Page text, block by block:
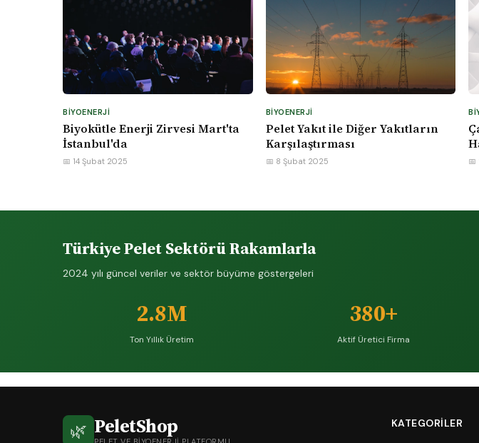
BIYOENERJI
Biyokütle Enerji Zirvesi Mart'ta
İstanbul'da
📅 14 Şubat 2025
BIYOENERJI
Pelet Yakıt ile Diğer Yakıtların
Karşılaştırması
📅 8 Şubat 2025 📅
Türkiye Pelet Sektörü Rakamlarla
2024 yılı güncel veriler ve sektör büyüme göstergeleri
2.8M
Ton Yıllık Üretim
380+
Aktif Üretici Firma
🌿 PeletShop KATEGORILER